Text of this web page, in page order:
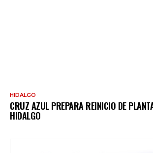
HIDALGO
CRUZ AZUL PREPARA REINICIO DE
HIDALGO